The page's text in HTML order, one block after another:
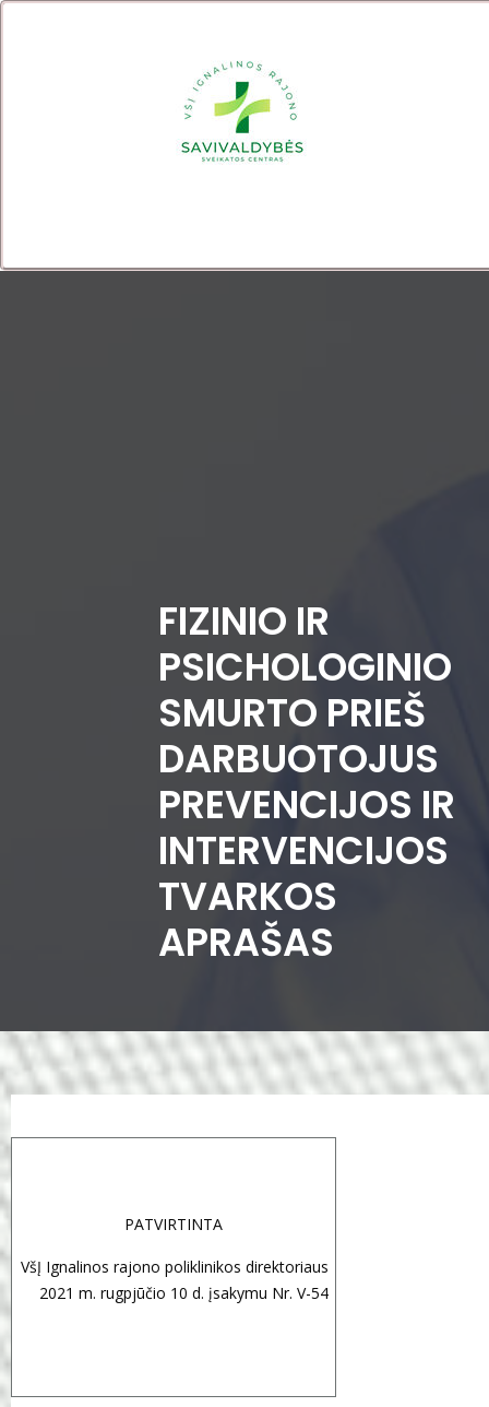
FIZINIO IR
PSICHOLOGINIO
SMURTO PRIEŠ
DARBUOTOJUS
PREVENCIJOS IR
INTERVENCIJOS
TVARKOS
APRAŠAS
PATVIRTINTA
VšĮ Ignalinos rajono poliklinikos direktoriaus
2021 m. rugpjūčio 10 d. įsakymu Nr. V-54